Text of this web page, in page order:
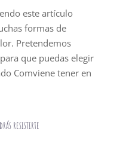
este artículo
formas de
Pretendemos
que puedas elegir
Comviene tener en
resistirte